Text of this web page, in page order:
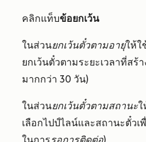
คลิกแท็บข้อยกเว้น
ในส่วนยกเว้นตั๋วตามอายุให้ใ
ยกเว้นตั๋วตามระยะเวลาที่สร้
มากกว่า 30 วัน)
ในส่วนยกเว้นตั๋วตามสถานะใ
เลือกไปป์ไลน์และสถานะตั๋วเ
ในการรอการติดต่อ)